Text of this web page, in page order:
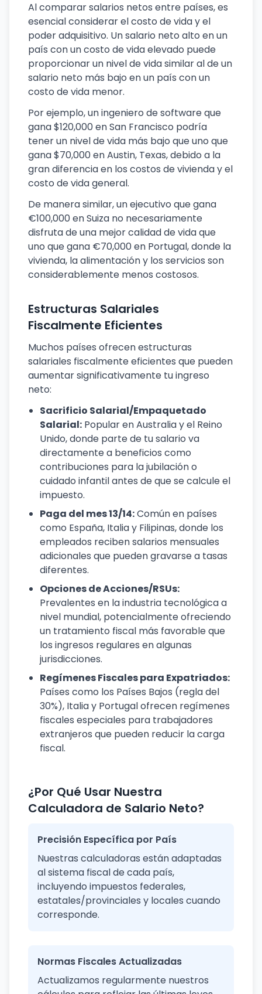
Al comparar salarios netos entre países, es
esencial considerar el costo de vida y el
poder adquisitivo. Un salario neto alto en un
país con un costo de vida elevado puede
proporcionar un nivel de vida similar al de un
salario neto más bajo en un país con un
costo de vida menor.
Por ejemplo, un ingeniero de software que
gana $120,000 en San Francisco podría
tener un nivel de vida más bajo que uno que
gana $70,000 en Austin, Texas, debido a la
gran diferencia en los costos de vivienda y el
costo de vida general.
De manera similar, un ejecutivo que gana
€100,000 en Suiza no necesariamente
disfruta de una mejor calidad de vida que
uno que gana €70,000 en Portugal, donde la
vivienda, la alimentación y los servicios son
considerablemente menos costosos.
Estructuras Salariales
Fiscalmente Eficientes
Muchos países ofrecen estructuras
salariales fiscalmente eficientes que pueden
aumentar significativamente tu ingreso
neto:
Sacrificio Salarial/Empaquetado
Salarial: Popular en Australia y el Reino
Unido, donde parte de tu salario va
directamente a beneficios como
contribuciones para la jubilación o
cuidado infantil antes de que se calcule el
impuesto.
Paga del mes 13/14:Común en países
como España, Italia y Filipinas, donde los
empleados reciben salarios mensuales
adicionales que pueden gravarse a tasas
diferentes.
Opciones de Acciones/RSUs:
Prevalentes en la industria tecnológica a
nivel mundial, potencialmente ofreciendo
un tratamiento fiscal más favorable que
los ingresos regulares en algunas
jurisdicciones.
Regímenes Fiscales para Expatriados:
Países como los Países Bajos (regla del
30%), Italia y Portugal ofrecen regímenes
fiscales especiales para trabajadores
extranjeros que pueden reducir la carga
fiscal.
¿Por Qué Usar Nuestra
Calculadora de Salario Neto?
Precisión Específica por País
Nuestras calculadoras están adaptadas
al sistema fiscal de cada país,
incluyendo impuestos federales,
estatales/provinciales y locales cuando
corresponde.
Normas Fiscales Actualizadas
Actualizamos regularmente nuestros